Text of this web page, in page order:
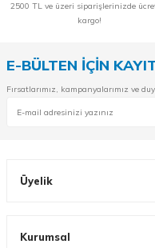
2500 TL ve üzeri siparişlerinizde
kargo!
E-BÜLTEN İÇİN
Fırsatlarımız, kampanyalarımız ve
Üyelik
Kurumsal